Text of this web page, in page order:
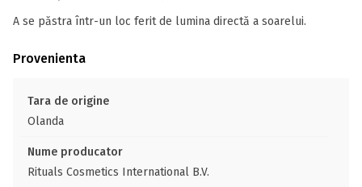
A se păstra într-un loc ferit de lumina directă a soarelui.
Provenienta
Tara de origine
Olanda
Nume producator
Rituals Cosmetics International B.V.